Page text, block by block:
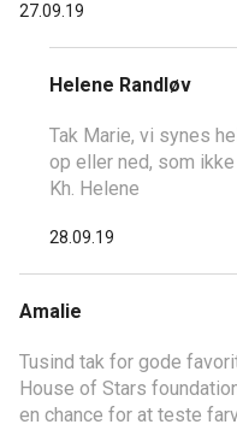
27.09.19
Helene Randløv
Tak Marie, vi synes
op eller ned, som
Kh. Helene
28.09.19
Amalie
Tusind tak for gode
House of Stars
en chance for at teste